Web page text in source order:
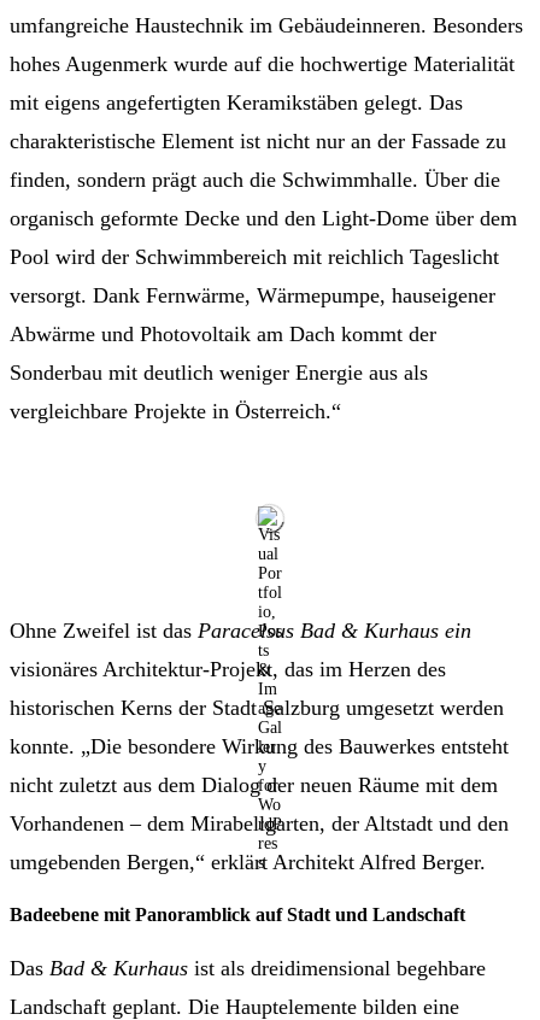
umfangreiche Haustechnik im Gebäudeinneren. Besonders
hohes Augenmerk wurde auf die hochwertige Materialität
mit eigens angefertigten Keramikstäben gelegt. Das
charakteristische Element ist nicht nur an der Fassade zu
finden, sondern prägt auch die Schwimmhalle. Über die
organisch geformte Decke und den Light-Dome über dem
Pool wird der Schwimmbereich mit reichlich Tageslicht
versorgt. Dank Fernwärme, Wärmepumpe, hauseigener
Abwärme und Photovoltaik am Dach kommt der
Sonderbau mit deutlich weniger Energie aus als
vergleichbare Projekte in Österreich.“
Ohne Zweifel ist das Paracelsus Bad & Kurhaus ein
visionäres Architektur-Projekt, das im Herzen des
historischen Kerns der Stadt Salzburg umgesetzt werden
konnte. „Die besondere Wirkung des Bauwerkes entsteht
nicht zuletzt aus dem Dialog der neuen Räume mit dem
Vorhandenen – dem Mirabellgarten, der Altstadt und den
umgebenden Bergen,“ erklärt Architekt Alfred Berger.
Badeebene mit Panoramblick auf Stadt und Landschaft
Das Bad & Kurhaus ist als dreidimensional begehbare
Landschaft geplant. Die Hauptelemente bilden eine